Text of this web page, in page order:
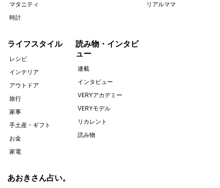
マタニティ
時計
リアルママ
ライフスタイル
レシピ
インテリア
アウトドア
旅行
家事
手土産・ギフト
お金
家電
読み物・インタビ
ュー
連載
インタビュー
VERYアカデミー
VERYモデル
リカレント
読み物
あおきさん占い。